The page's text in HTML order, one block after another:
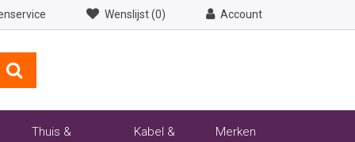
Wenslijst (0) Account
Thuis &
Kabel &
Merken